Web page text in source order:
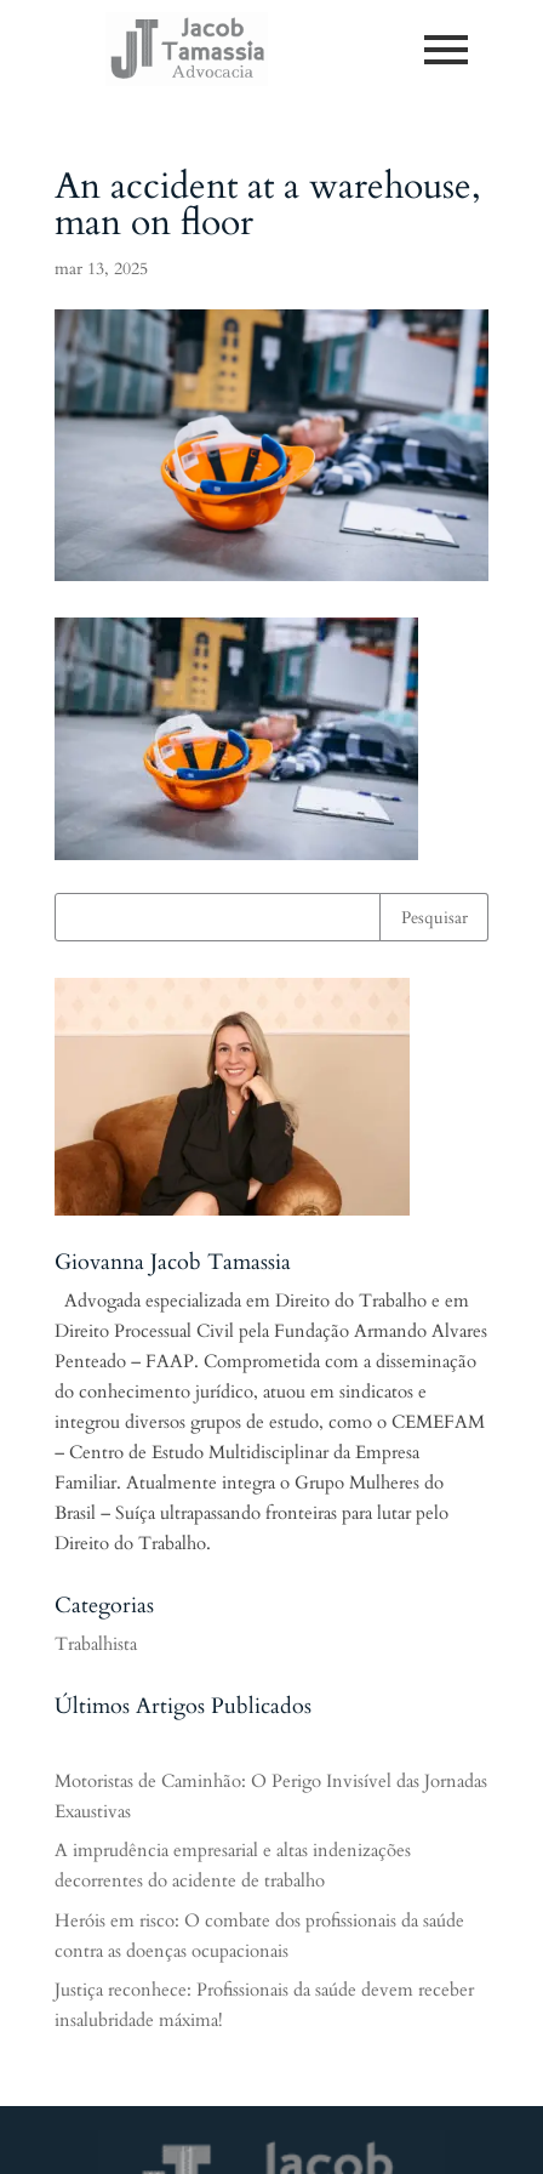
An accident at a warehouse,
man on floor
mar 13, 2025
Giovanna Jacob Tamassia
Advogada especializada em Direito do Trabalho e em
Direito Processual Civil pela Fundação Armando Alvares
Penteado – FAAP. Comprometida com a disseminação
do conhecimento jurídico, atuou em sindicatos e
integrou diversos grupos de estudo, como o CEMEFAM
– Centro de Estudo Multidisciplinar da Empresa
Familiar. Atualmente integra o Grupo Mulheres do
Brasil – Suíça ultrapassando fronteiras para lutar pelo
Direito do Trabalho.
Categorias
Trabalhista
Últimos Artigos Publicados
Motoristas de Caminhão: O Perigo Invisível das Jornadas
Exaustivas
A imprudência empresarial e altas indenizações
decorrentes do acidente de trabalho
Heróis em risco: O combate dos profissionais da saúde
contra as doenças ocupacionais
Justiça reconhece: Profissionais da saúde devem receber
insalubridade máxima!